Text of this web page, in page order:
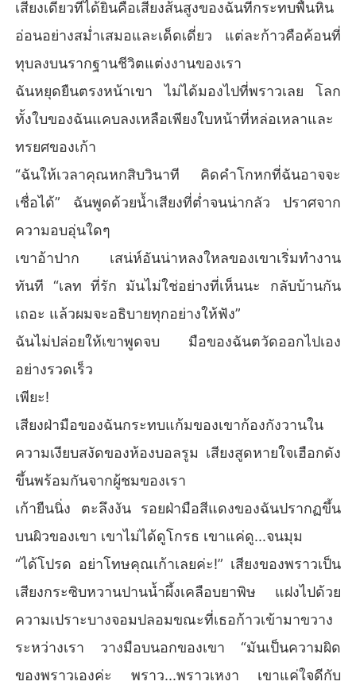
เสียงเดียวที่ได้ยินคือเสียงส้นสูงของฉันที่กระทบพื้นหิน
อ่อนอย่างสม่ำเสมอและเด็ดเดี่ยว แต่ละก้าวคือค้อนที่
ทุบลงบนรากฐานชีวิตแต่งงานของเรา
ฉันหยุดยืนตรงหน้าเขา ไม่ได้มองไปที่พราวเลย โลก
ทั้งใบของฉันแคบลงเหลือเพียงใบหน้าที่หล่อเหลาและ
ทรยศของเก้า
“ฉันให้เวลาคุณหกสิบวินาที คิดคำโกหกที่ฉันอาจจะ
เชื่อได้” ฉันพูดด้วยน้ำเสียงที่ต่ำจนน่ากลัว ปราศจาก
ความอบอุ่นใดๆ
เขาอ้าปาก เสน่ห์อันน่าหลงใหลของเขาเริ่มทำงาน
ทันที “เลท ที่รัก มันไม่ใช่อย่างที่เห็นนะ กลับบ้านกัน
เถอะ แล้วผมจะอธิบายทุกอย่างให้ฟัง”
ฉันไม่ปล่อยให้เขาพูดจบ มือของฉันตวัดออกไปเอง
อย่างรวดเร็ว
เพียะ!
เสียงฝ่ามือของฉันกระทบแก้มของเขาก้องกังวานใน
ความเงียบสงัดของห้องบอลรูม เสียงสูดหายใจเฮือกดัง
ขึ้นพร้อมกันจากผู้ชมของเรา
เก้ายืนนิ่ง ตะลึงงัน รอยฝ่ามือสีแดงของฉันปรากฏขึ้น
บนผิวของเขา เขาไม่ได้ดูโกรธ เขาแค่ดู...จนมุม
“ได้โปรด อย่าโทษคุณเก้าเลยค่ะ!” เสียงของพราวเป็น
เสียงกระซิบหวานปานน้ำผึ้งเคลือบยาพิษ แฝงไปด้วย
ความเปราะบางจอมปลอมขณะที่เธอก้าวเข้ามาขวาง
ระหว่างเรา วางมือบนอกของเขา “มันเป็นความผิด
ของพราวเองค่ะ พราว...พราวเหงา เขาแค่ใจดีกับ